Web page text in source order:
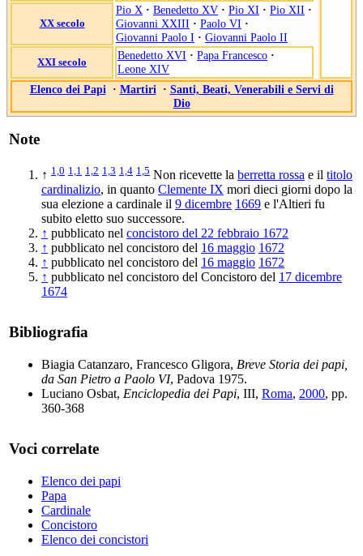
XX secolo
Pio X · Benedetto XV · Pio XI · Pio XII ·
Giovanni XXIII · Paolo VI ·
Giovanni Paolo I · Giovanni Paolo II
XXI secolo
Benedetto XVI · Papa Francesco ·
Leone XIV
Elenco dei Papi
· Martiri · Santi, Beati, Venerabili e Servi di
Dio
Note
↑ 1,0 1,1 1,2 1,3 1,4 1,5 Non ricevette la berretta rossa e il titolo
cardinalizio, in quanto Clemente IX mori dieci giorni dopo la
sua elezione a cardinale il 9 dicembre 1669 e l'Altieri fu
subito eletto suo successore.
↑ pubblicato nel concistoro del 22 febbraio 1672
↑ pubblicato nel concistoro del 16 maggio 1672
↑ pubblicato nel concistoro del 16 maggio 1672
↑ pubblicato nel concistoro del Concistoro del 17 dicembre
1674
Bibliografia
Biagia Catanzaro, Francesco Gligora, Breve Storia dei papi,
da San Pietro a Paolo VI, Padova 1975.
Luciano Osbat, Enciclopedia dei Papi, III, Roma, 2000, pp.
360-368
Voci correlate
Elenco dei papi
Papa
Cardinale
Concistoro
Elenco dei concistori